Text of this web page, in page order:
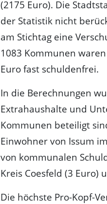
(2175 Euro). Die
der Statistik nicht
am Stichtag eine
1083 Kommunen
Euro fast schuldenfrei.
In die Berechnungen
Extrahaushalte und
Kommunen beteiligt
Einwohner von Issum
von kommunalen
Kreis Coesfeld (3 Euro)
Die höchste Pro-Kopf-